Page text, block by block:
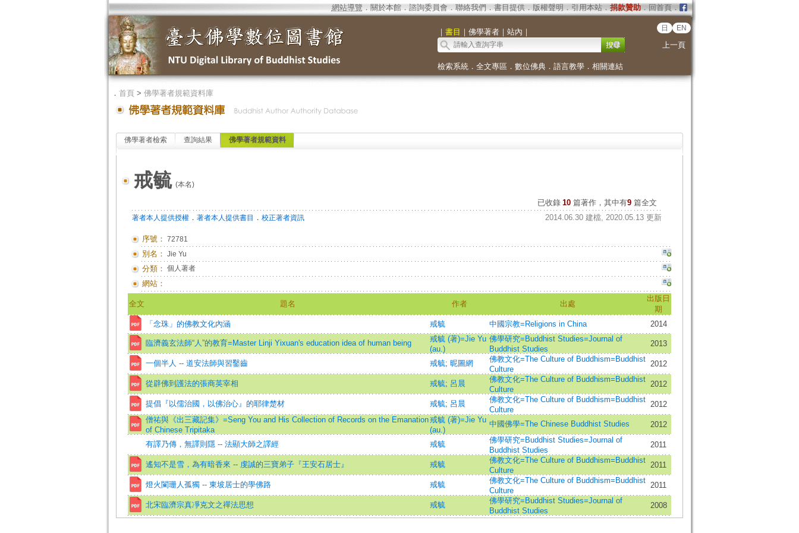
網站導覽 ． 關於本館． 諮詢委員會． 聯絡我們 ． 書目提供． 版權聲明 ． 引用本站． 捐款贊助．回首頁．
｜ 書目 ｜ 佛學著者｜ 站內 ｜ 日 EN
上一頁
檢索系統． 全文專區 ． 數位佛典． 語言教學． 相關連結
． 首頁> 佛學著者規範資料庫
佛學著者檢索 查詢結果 佛學著者規範資料
戒毓(本名)
已收錄 10 篇著作，其中有9篇全文
著者本人提供授權． 著者本人提供書目 ． 校正著者資訊 2014.06.30 建檔, 2020.05.13 更新
序號： 72781
別名： Jie Yu
分類： 個人著者
網站：
全文 題名 作者 出處
出版日
期
「念珠」的佛教文化內涵
戒毓 中國宗教=Religions in China 2014
臨濟義玄法師“人”的教育=Master Linji Yixuan's education idea of human being
戒毓 (著)=Jie Yu
(au.)
佛學研究=Buddhist Studies=Journal of
Buddhist Studies
2013
一個半人 -- 道安法師與習鑿齒 戒毓; 昵圖網
佛教文化=The Culture of Buddhism=Buddhist
Culture
2012
從辟佛到護法的張商英宰相 戒毓; 呂晨
佛教文化=The Culture of Buddhism=Buddhist
Culture
2012
提倡『以儒治國，以佛治心』的耶律楚材 戒毓; 呂晨
佛教文化=The Culture of Buddhism=Buddhist
Culture
2012
僧祐與《出三藏記集》=Seng You and His Collection of Records on the Emanation
of Chinese Tripitaka
戒毓 (著)=Jie Yu
(au.)
中國佛學=The Chinese Buddhist Studies 2012
有譯乃傳，無譯則隱 -- 法顯大師之譯經 戒毓
佛學研究=Buddhist Studies=Journal of
Buddhist Studies
2011
遙知不是雪，為有暗香來 -- 虔誠的三寶弟子『王安石居士』 戒毓
佛教文化=The Culture of Buddhism=Buddhist
Culture
2011
燈火闌珊人孤獨 -- 東坡居士的學佛路 戒毓
佛教文化=The Culture of Buddhism=Buddhist
Culture
2011
北宋臨濟宗真凈克文之禪法思想 戒毓
佛學研究=Buddhist Studies=Journal of
Buddhist Studies
2008